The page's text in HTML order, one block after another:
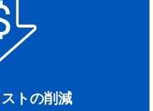
トの削減